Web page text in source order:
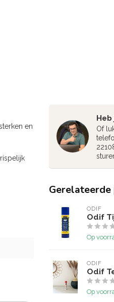
en
Of
ODIF
Odif
Op
ODIF
Odif
Op